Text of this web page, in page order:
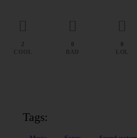
2
COOL
BAD
Tags: